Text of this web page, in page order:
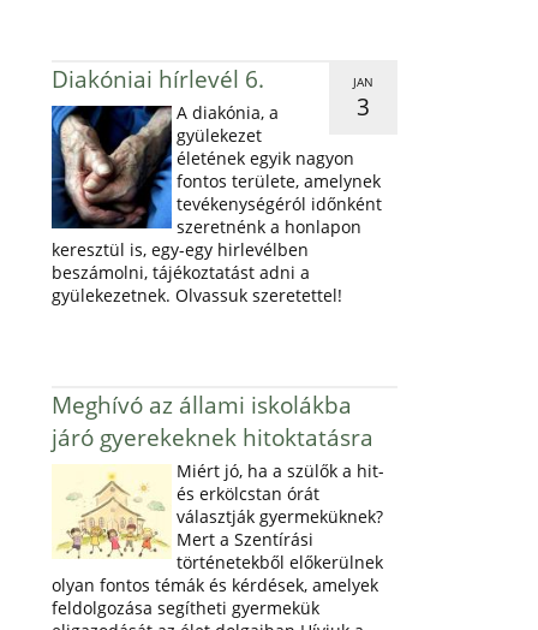
JAN
3
Diakóniai hírlevél 6.
A diakónia, a
gyülekezet
életének egyik nagyon
fontos területe, amelynek
tevékenységéról időnként
szeretnénk a honlapon
keresztül is, egy-egy hirlevélben
beszámolni, tájékoztatást adni a
gyülekezetnek. Olvassuk szeretettel!
Meghívó az állami iskolákba
járó gyerekeknek hitoktatásra
Miért jó, ha a szülők a hit-
és erkölcstan órát
választják gyermeküknek?
Mert a Szentírási
történetekből előkerülnek
olyan fontos témák és kérdések, amelyek
feldolgozása segítheti gyermekük